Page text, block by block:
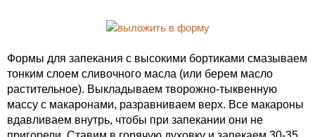
Формы для запекания с высокими бортиками смазываем
тонким слоем сливочного масла (или берем масло
растительное). Выкладываем творожно-тыквенную
массу с макаронами, разравниваем верх. Все макароны
вдавливаем внутрь, чтобы при запекании они не